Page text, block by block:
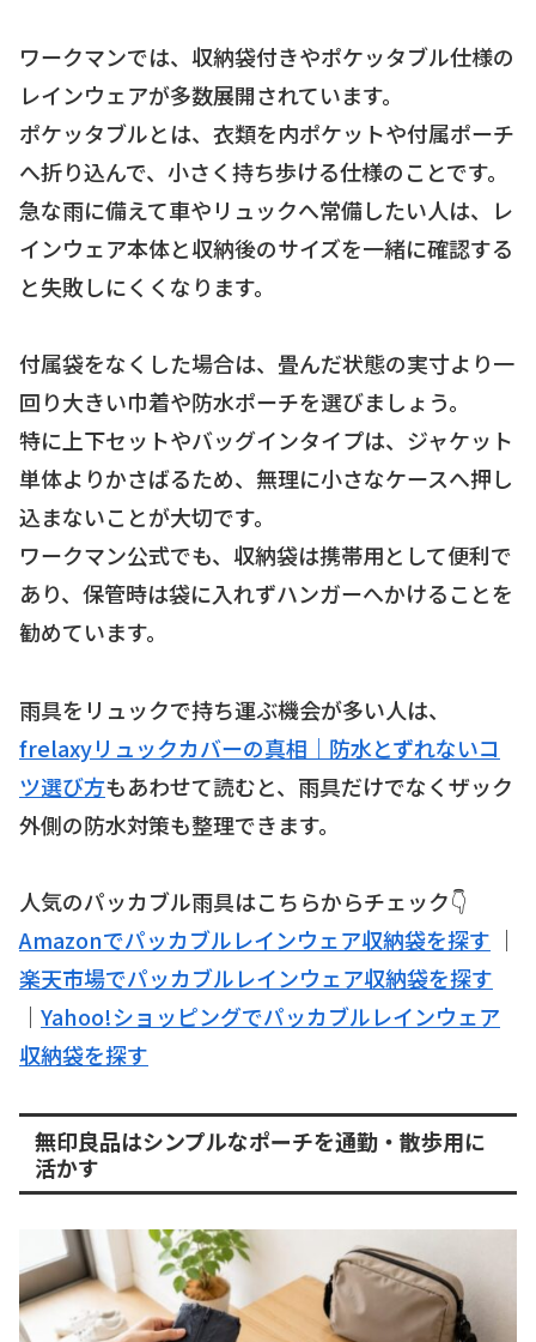
ワークマンでは、収納袋付きやポケッタブル仕様の
レインウェアが多数展開されています。
ポケッタブルとは、衣類を内ポケットや付属ポーチ
へ折り込んで、小さく持ち歩ける仕様のことです。
急な雨に備えて車やリュックへ常備したい人は、レ
インウェア本体と収納後のサイズを一緒に確認する
と失敗しにくくなります。
付属袋をなくした場合は、畳んだ状態の実寸より一
回り大きい巾着や防水ポーチを選びましょう。
特に上下セットやバッグインタイプは、ジャケット
単体よりかさばるため、無理に小さなケースへ押し
込まないことが大切です。
ワークマン公式でも、収納袋は携帯用として便利で
あり、保管時は袋に入れずハンガーへかけることを
勧めています。
雨具をリュックで持ち運ぶ機会が多い人は、
frelaxyリュックカバーの真相｜防水とずれないコ
ツ選び方もあわせて読むと、雨具だけでなくザック
外側の防水対策も整理できます。
人気のパッカブル雨具はこちらからチェック👇
Amazonでパッカブルレインウェア収納袋を探す ｜
楽天市場でパッカブルレインウェア収納袋を探す
｜ Yahoo!ショッピングでパッカブルレインウェア
収納袋を探す
無印良品はシンプルなポーチを通勤・散歩用に
活かす